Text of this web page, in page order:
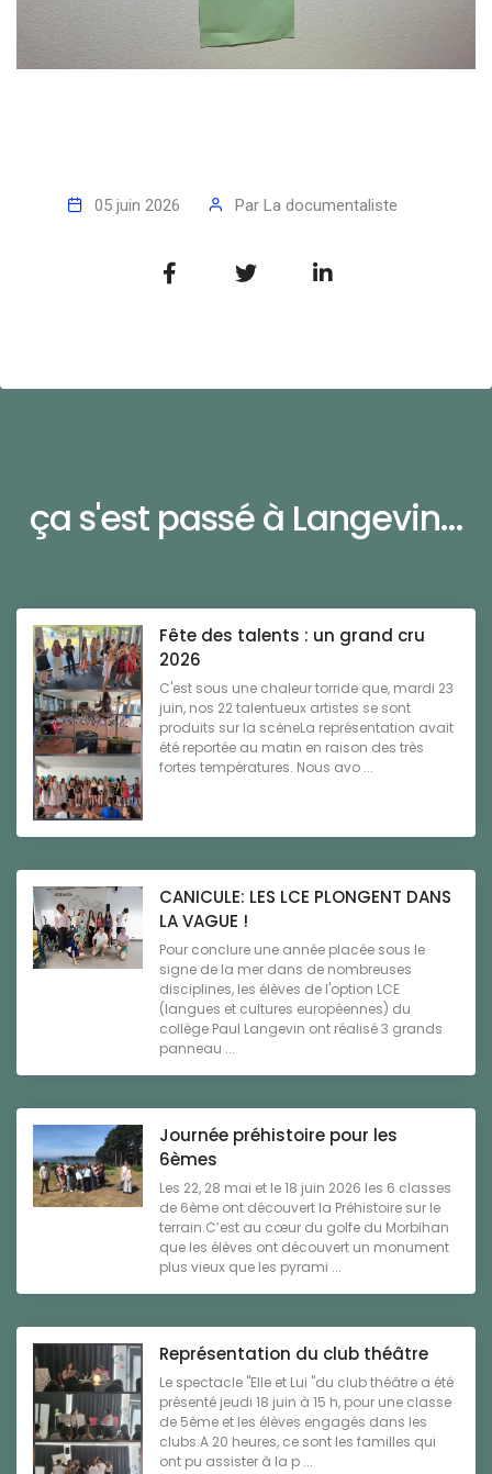
05 juin 2026 Par La documentaliste
ça s'est passé à Langevin...
Fête des talents : un grand cru
2026
C'est sous une chaleur torride que, mardi 23
juin, nos 22 talentueux artistes se sont
produits sur la scèneLa représentation avait
été reportée au matin en raison des très
fortes températures. Nous avo ...
CANICULE: LES LCE PLONGENT DANS
LA VAGUE !
Pour conclure une année placée sous le
signe de la mer dans de nombreuses
disciplines, les élèves de l'option LCE
(langues et cultures européennes) du
collège Paul Langevin ont réalisé 3 grands
panneau ...
Journée préhistoire pour les
6èmes
Les 22, 28 mai et le 18 juin 2026 les 6 classes
de 6ème ont découvert la Préhistoire sur le
terrain.C’est au cœur du golfe du Morbihan
que les élèves ont découvert un monument
plus vieux que les pyrami ...
Représentation du club théâtre
Le spectacle "Elle et Lui "du club théâtre a été
présenté jeudi 18 juin à 15 h, pour une classe
de 5ème et les élèves engagés dans les
clubs.A 20 heures, ce sont les familles qui
ont pu assister à la p ...